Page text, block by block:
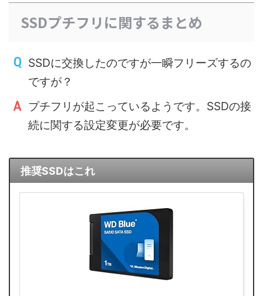
SSDプチフリに関するまとめ
SSDに交換したのですが一瞬フリーズするの
ですが？
プチフリが起こっているようです。SSDの接
続に関する設定変更が必要です。
推奨SSDはこれ